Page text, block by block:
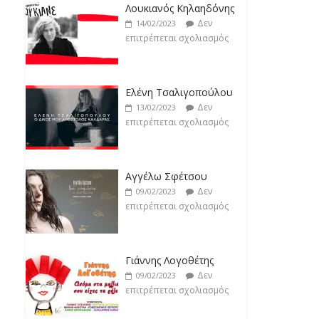
19/02/2023
Δεν
επιτρέπεται σχολιασμός
Ελένη Τσαλιγοπούλου
13/02/2023
Δεν
επιτρέπεται σχολιασμός
Αγγέλω Σφέτσου
09/02/2023
Δεν
επιτρέπεται σχολιασμός
Γιάννης Λογοθέτης
09/02/2023
Δεν
επιτρέπεται σχολιασμός
Anemos
03/02/2023
Δεν
επιτρέπεται σχολιασμός